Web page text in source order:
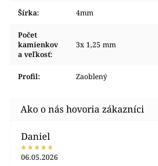
Šírka: 4mm
Počet
kamienkov
a veľkosť:
3x 1,25 mm
Profil: Zaoblený
Daniel
06.05.2026